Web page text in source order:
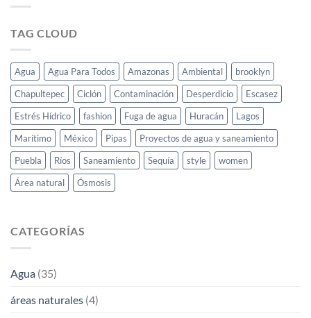
TAG CLOUD
Agua Agua Para Todos Amazonas Ambiental
brooklyn
Chapultepec
Ciclón Contaminación Desperdicio
Escasez
Estrés Hídrico
fashion Fuga de agua Huracán
Lagos
Marítimo
México Pipas
Proyectos de agua y saneamiento
Puebla
Ríos Saneamiento Sequía style
women
Área natural
Ósmosis
CATEGORÍAS
Agua (35)
áreas naturales (4)